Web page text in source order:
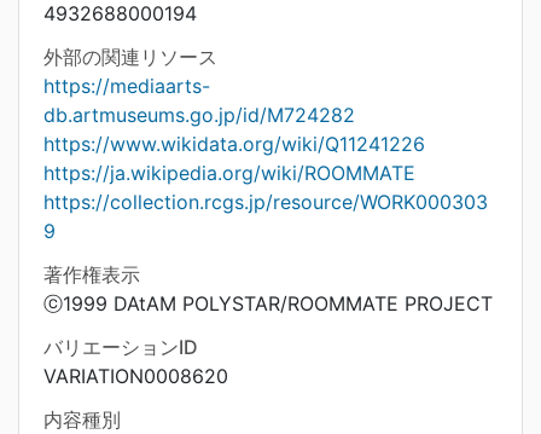
4932688000194
外部の関連リソース
https://mediaarts-
db.artmuseums.go.jp/id/M724282
https://www.wikidata.org/wiki/Q11241226
https://ja.wikipedia.org/wiki/ROOMMATE
https://collection.rcgs.jp/resource/WORK000303
9
著作権表示
ⓒ1999 DAtAM POLYSTAR/ROOMMATE PROJECT
バリエーションID
VARIATION0008620
内容種別